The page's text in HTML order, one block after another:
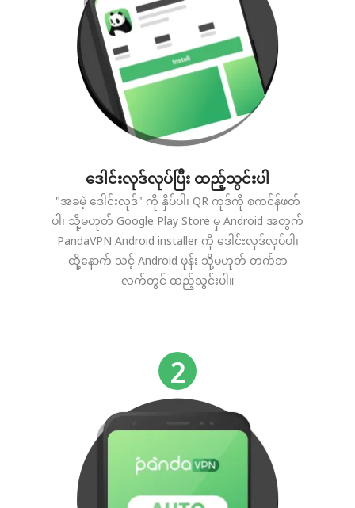
ဒေါင်းလုဒ်လုပ်ပြီး ထည့်သွင်းပါ
"အခမဲ့ ဒေါင်းလုဒ်" ကို နှိပ်ပါ၊ QR ကုဒ်ကို စကင်န်ဖတ်
ပါ၊ သို့မဟုတ် Google Play Store မှ Android အတွက်
PandaVPN Android installer ကို ဒေါင်းလုဒ်လုပ်ပါ၊
ထို့နောက် သင့် Android ဖုန်း သို့မဟုတ် တက်ဘ
လက်တွင် ထည့်သွင်းပါ။